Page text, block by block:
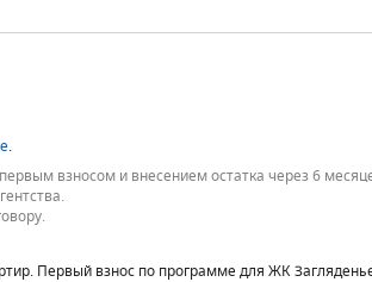
взносом и внесением остатка через 6
Первый взнос по программе для ЖК